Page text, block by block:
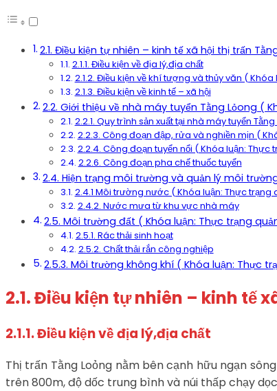
2.1. Điều kiện tự nhiên – kinh tế xã hội thị trấn
2.1.1. Điều kiện về địa lý,địa chất
2.1.2. Điều kiện về khí tượng và thủy văn (
2.1.3. Điều kiện về kinh tế – xã hội
2.2. Giới thiệu về nhà máy tuyển Tằng Lỏong (
2.2.1. Quy trình sản xuất tại nhà máy tuyển Tằng
2.2.3. Công đoạn đập, rửa và nghiền mịn (
2.2.4. Công đoạn tuyển nổi ( Khóa luận:
2.2.6. Công đoạn pha chế thuốc tuyển
2.4. Hiện trạng môi trường và quản lý môi
2.4.1 Môi trường nước ( Khóa luận: Thực
2.4.2. Nước mưa từ khu vực nhà máy
2.5. Môi trường đất ( Khóa luận: Thực trạng
2.5.1. Rác thải sinh hoạt
2.5.2. Chất thải rắn công nghiệp
2.5.3. Môi trường không khí ( Khóa luận: Thực
2.1. Điều kiện tự nhiên – kinh tế
2.1.1. Điều kiện về địa lý,địa chất
Thị trấn Tằng Loỏng nằm bên cạnh hữu ngạn
trên 800m, độ dốc trung bình và núi thấp chạy